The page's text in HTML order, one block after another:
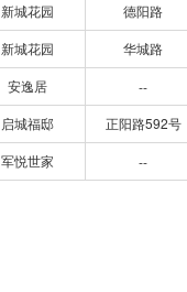
新城花园
德阳路
新城花园
华城路
安逸居
--
启城福邸
正阳路592号
军悦世家 --